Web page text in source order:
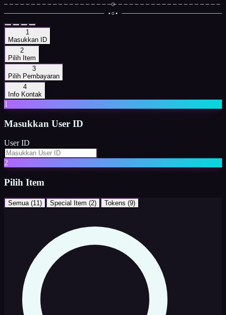
1
Masukkan ID
2
Pilih Item
3
Pilih Pembayaran
4
Info Kontak
1
Masukkan User ID
User ID
2
Pilih Item
Semua (11 ) Special Item (2) Tokens (9)